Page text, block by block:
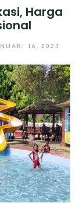
Harga
16, 2023